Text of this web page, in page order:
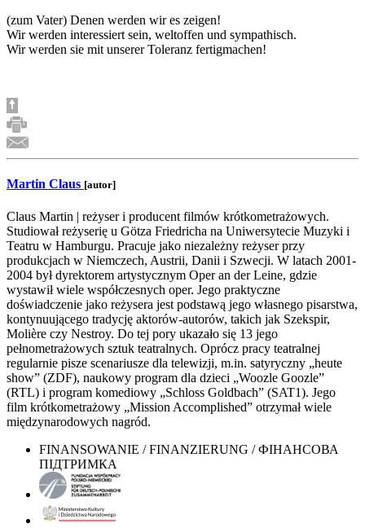
(zum Vater) Denen werden wir es zeigen!
Wir werden interessiert sein, weltoffen und sympathisch.
Wir werden sie mit unserer Toleranz fertigmachen!
Martin Claus [autor]
Claus Martin | reżyser i producent filmów krótkometrażowych.
Studiował reżyserię u Götza Friedricha na Uniwersytecie Muzyki i
Teatru w Hamburgu. Pracuje jako niezależny reżyser przy
produkcjach w Niemczech, Austrii, Danii i Szwecji. W latach 2001-
2004 był dyrektorem artystycznym Oper an der Leine, gdzie
wystawił wiele współczesnych oper. Jego praktyczne
doświadczenie jako reżysera jest podstawą jego własnego pisarstwa,
kontynuującego tradycję aktorów-autorów, takich jak Szekspir,
Molière czy Nestroy. Do tej pory ukazało się 13 jego
pełnometrażowych sztuk teatralnych. Oprócz pracy teatralnej
regularnie pisze scenariusze dla telewizji, m.in. satyryczny „heute
show” (ZDF), naukowy program dla dzieci „Woozle Goozle”
(RTL) i program komediowy „Schloss Goldbach” (SAT1). Jego
film krótkometrażowy „Mission Accomplished” otrzymał wiele
międzynarodowych nagród.
FINANSOWANIE / FINANZIERUNG / ФІНАНСОВА
ПІДТРИМКА